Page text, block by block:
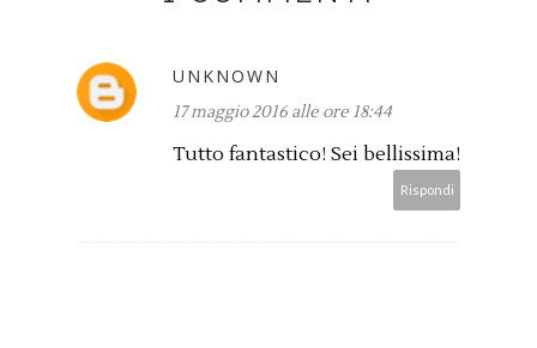
UNKNOWN
17 maggio 2016 alle ore 18:44
Tutto fantastico! Sei bellissima!
Rispondi